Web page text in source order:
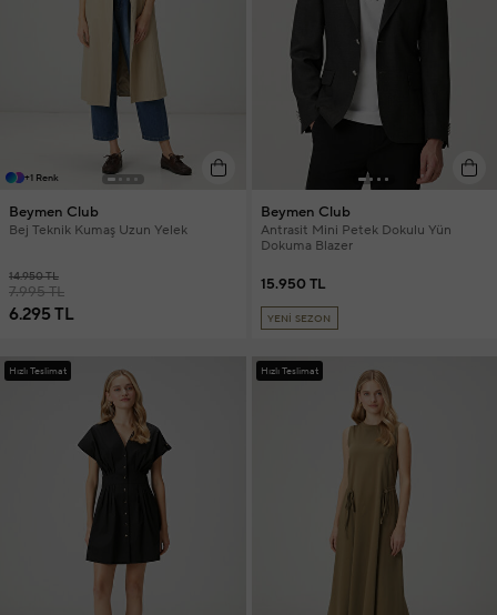
+1 Renk
Beymen Club
Bej Teknik Kumaş Uzun Yelek
14.950 TL
7.995 TL
6.295 TL
Beymen Club
Antrasit Mini Petek Dokulu Yün
Dokuma Blazer
15.950 TL
YENİ SEZON
Hızlı Teslimat Hızlı Teslimat